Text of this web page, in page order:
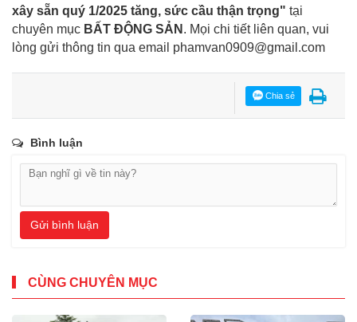
xây sẵn quý 1/2025 tăng, sức cầu thận trọng" tại
chuyên mục BẤT ĐỘNG SẢN . Mọi chi tiết liên quan, vui
lòng gửi thông tin qua email phamvan0909@gmail.com
Chia sẻ
Bình luận
Gửi bình luận
CÙNG CHUYÊN MỤC